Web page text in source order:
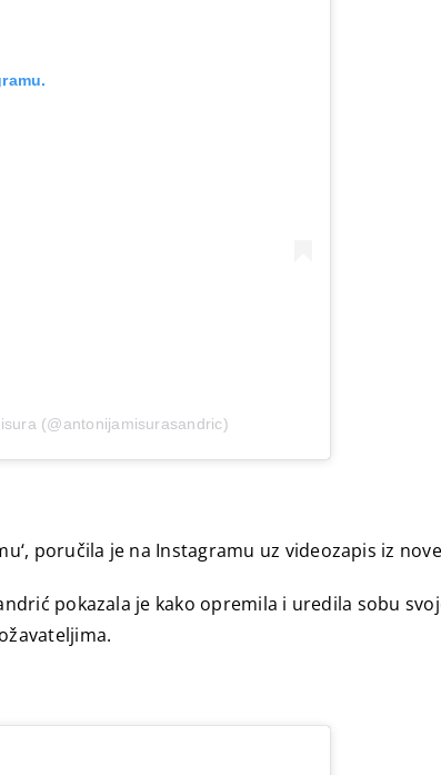
(@antonijamisurasandric)
poručila je na Instagramu uz videozapis iz
pokazala je kako opremila i uredila sobu